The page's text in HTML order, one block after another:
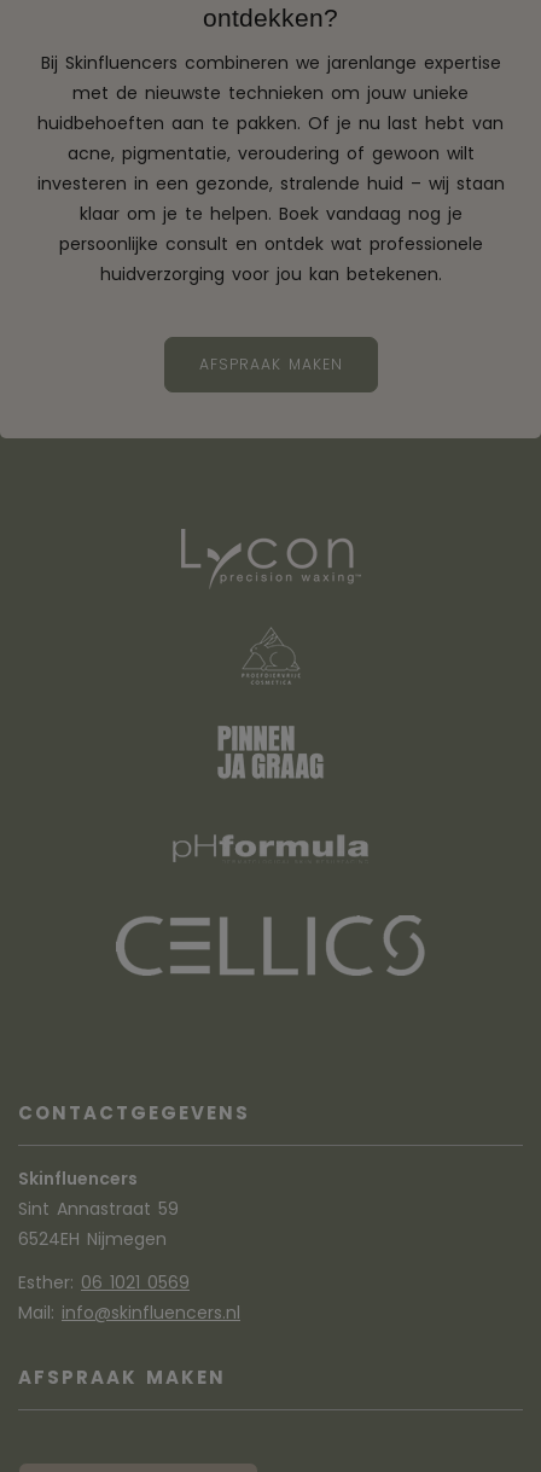
ontdekken?
Bij Skinfluencers combineren we jarenlange expertise
met de nieuwste technieken om jouw unieke
huidbehoeften aan te pakken. Of je nu last hebt van
acne, pigmentatie, veroudering of gewoon wilt
investeren in een gezonde, stralende huid – wij staan
klaar om je te helpen. Boek vandaag nog je
persoonlijke consult en ontdek wat professionele
huidverzorging voor jou kan betekenen.
AFSPRAAK MAKEN
CONTACTGEGEVENS
Skinfluencers
Sint Annastraat 59
6524EH Nijmegen
Esther: 06 1021 0569
Mail: info@skinfluencers.nl
AFSPRAAK MAKEN